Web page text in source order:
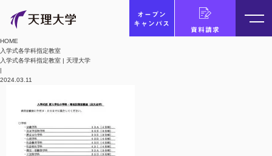
オープン
キャンパス
資料請求
HOME
入学式各学科指定教室
入学式各学科指定教室 | 天理大学
|
2024.03.11